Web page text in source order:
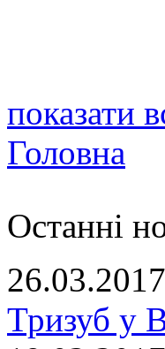
показати
Головна
Останні
Тризуб у